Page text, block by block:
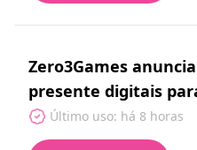
Zero3Games
presente digitais
Último uso: há 8 horas